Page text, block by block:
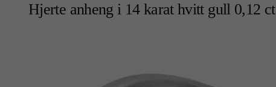
Hjerte anheng i 14 karat hvitt gull 0,12 ct